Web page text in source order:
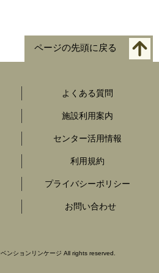
ページの先頭に戻る
よくある質問
施設利用案内
センター活用情報
利用規約
プライバシーポリシー
お問い合わせ
ンションリンケージ All rights reserved.